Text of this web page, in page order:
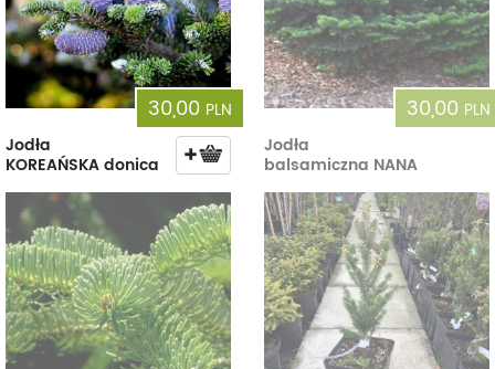
30,00 PLN
Jodła
KOREAŃSKA donica
30,00 PLN
Jodła
balsamiczna NANA